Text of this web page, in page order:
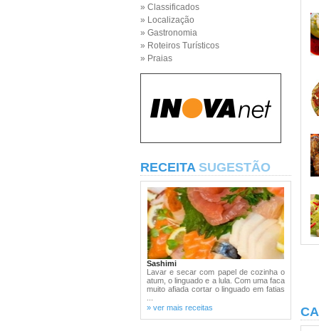
» Classificados
» Localização
» Gastronomia
» Roteiros Turísticos
» Praias
RECEITA SUGESTÃO
Sashimi
Lavar e secar com papel de cozinha o
atum, o linguado e a lula. Com uma faca
muito afiada cortar o linguado em fatias
» ver mais receitas